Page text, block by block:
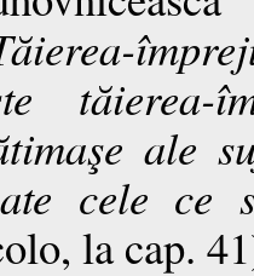
tăie­rea-
ale
cele ce
la cap.